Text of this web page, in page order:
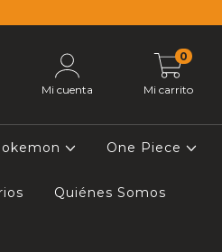
Mi cuenta Mi carrito
0
One Piece
Quiénes Somos